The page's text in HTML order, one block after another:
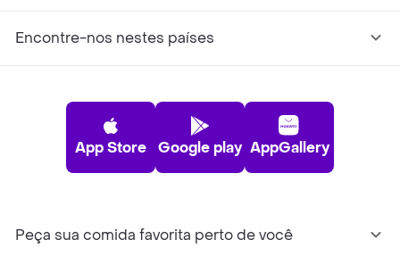
Encontre-nos nestes países
App Store Google play AppGallery
Peça sua comida favorita perto de você